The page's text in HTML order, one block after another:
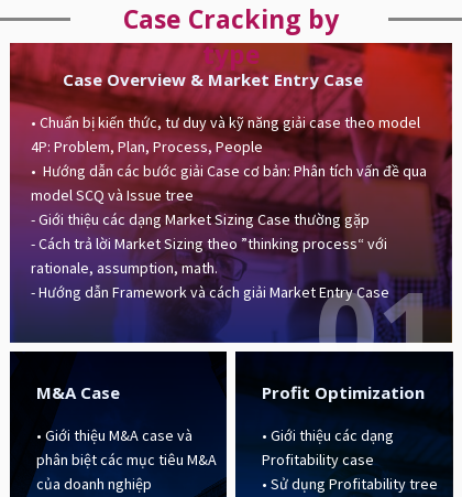
• Giới thiệu M&A case và
phân biệt các mục tiêu M&A
của doanh nghiệp
M&A Case
• Chuẩn bị kiến thức, tư duy và kỹ năng giải case theo model
4P: Problem, Plan, Process, People
• Hướng dẫn các bước giải Case cơ bản: Phân tích vấn đề qua
model SCQ và Issue tree
- Giới thiệu các dạng Market Sizing Case thường gặp
- Cách trả lời Market Sizing theo ”thinking process“ với
rationale, assumption, math.
- Hướng dẫn Framework và cách giải Market Entry Case
Case Overview & Market Entry Case
01
• Giới thiệu các dạng
Profitability case
• Sử dụng Profitability tree
Profit Optimization
Case Cracking by
type